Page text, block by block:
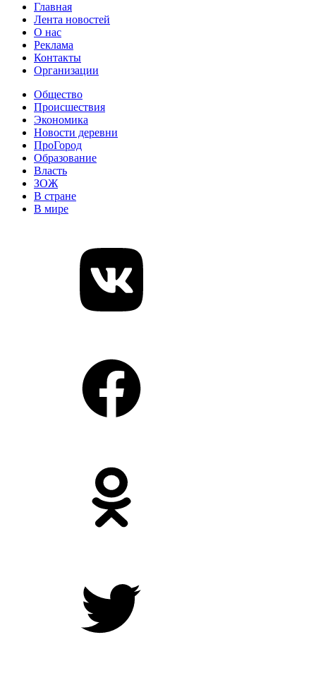
Главная
Лента новостей
О нас
Реклама
Контакты
Организации
Общество
Происшествия
Экономика
Новости деревни
ПроГород
Образование
Власть
ЗОЖ
В стране
В мире